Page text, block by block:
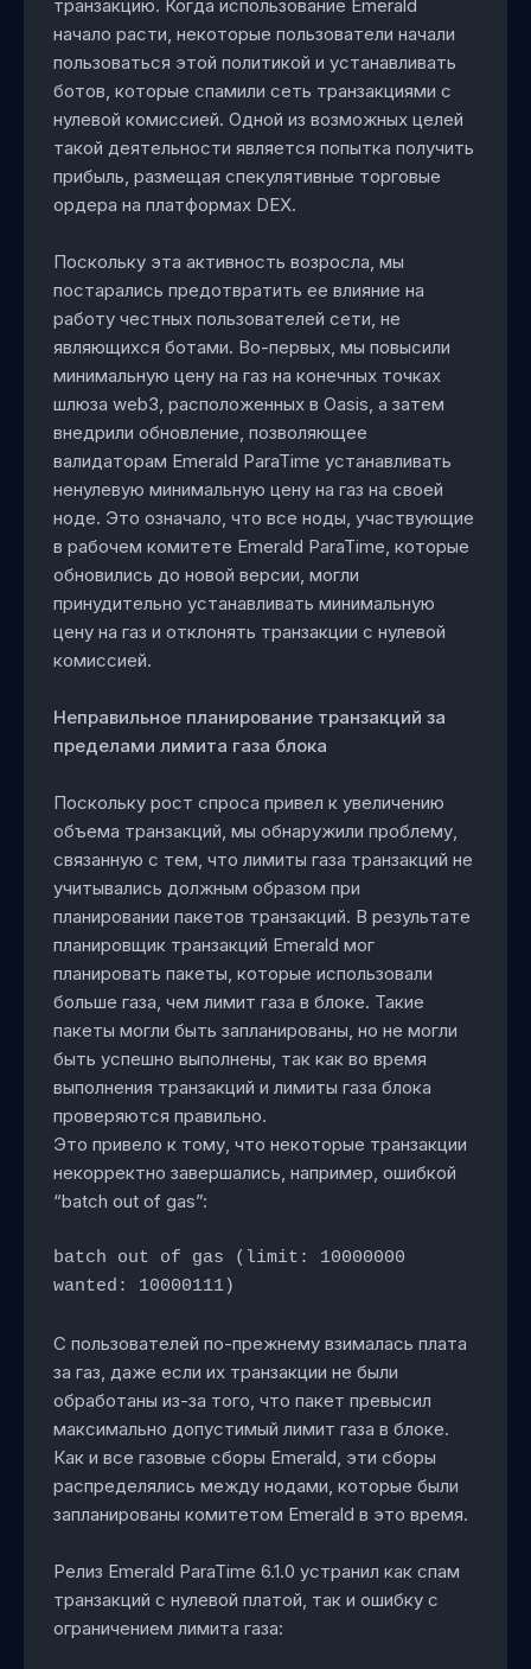
транзакцию. Когда использование Emerald
начало расти, некоторые пользователи начали
пользоваться этой политикой и устанавливать
ботов, которые спамили сеть транзакциями с
нулевой комиссией. Одной из возможных целей
такой деятельности является попытка получить
прибыль, размещая спекулятивные торговые
ордера на платформах DEX.
Поскольку эта активность возросла, мы
постарались предотвратить ее влияние на
работу честных пользователей сети, не
являющихся ботами. Во-первых, мы повысили
минимальную цену на газ на конечных точках
шлюза web3, расположенных в Oasis, а затем
внедрили обновление, позволяющее
валидаторам Emerald ParaTime устанавливать
ненулевую минимальную цену на газ на своей
ноде. Это означало, что все ноды, участвующие
в рабочем комитете Emerald ParaTime, которые
обновились до новой версии, могли
принудительно устанавливать минимальную
цену на газ и отклонять транзакции с нулевой
комиссией.
Неправильное планирование транзакций за
пределами лимита газа блока
Поскольку рост спроса привел к увеличению
объема транзакций, мы обнаружили проблему,
связанную с тем, что лимиты газа транзакций не
учитывались должным образом при
планировании пакетов транзакций. В результате
планировщик транзакций Emerald мог
планировать пакеты, которые использовали
больше газа, чем лимит газа в блоке. Такие
пакеты могли быть запланированы, но не могли
быть успешно выполнены, так как во время
выполнения транзакций и лимиты газа блока
проверяются правильно.
Это привело к тому, что некоторые транзакции
некорректно завершались, например, ошибкой
“batch out of gas”:
batch out of gas (limit: 10000000
wanted: 10000111)
С пользователей по-прежнему взималась плата
за газ, даже если их транзакции не были
обработаны из-за того, что пакет превысил
максимально допустимый лимит газа в блоке.
Как и все газовые сборы Emerald, эти сборы
распределялись между нодами, которые были
запланированы комитетом Emerald в это время.
Релиз Emerald ParaTime 6.1.0 устранил как спам
транзакций с нулевой платой, так и ошибку с
ограничением лимита газа: